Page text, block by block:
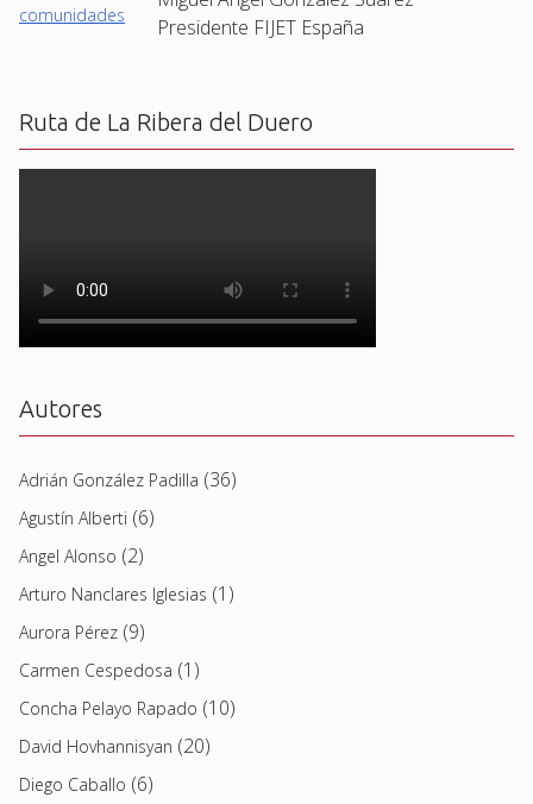
Presidente FIJET España
Ruta de La Ribera del Duero
Autores
Adrián González Padilla (36)
Agustín Alberti (6)
Angel Alonso (2)
Arturo Nanclares Iglesias (1)
Aurora Pérez (9)
Carmen Cespedosa (1)
Concha Pelayo Rapado (10)
David Hovhannisyan (20)
Diego Caballo (6)